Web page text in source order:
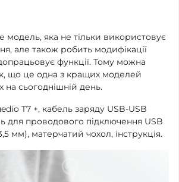
модель, яка не тільки використовує
але також робить модифікації
функції. Тому можна
що це одна з кращих моделей
на сьогоднішній день.
T7 +, кабель заряду USB-USB
для проводового підключення USB
мм), матерчатий чохол, інструкція.